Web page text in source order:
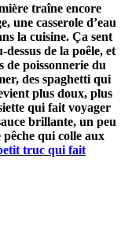
traîne encore
une casserole d’eau
la cuisine. Ça sent
de la poêle, et
de poissonnerie du
des spaghetti qui
plus doux, plus
qui fait voyager
brillante, un peu
qui colle aux
truc qui fait